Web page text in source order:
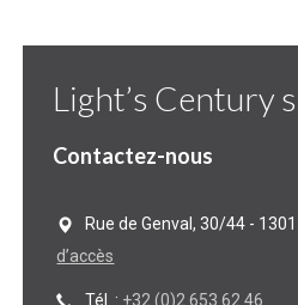
Light’s Century
Contactez-nous
Rue de Genval, 30/44 -
d’accès
Tél. : +32 (0)2 653 62 46